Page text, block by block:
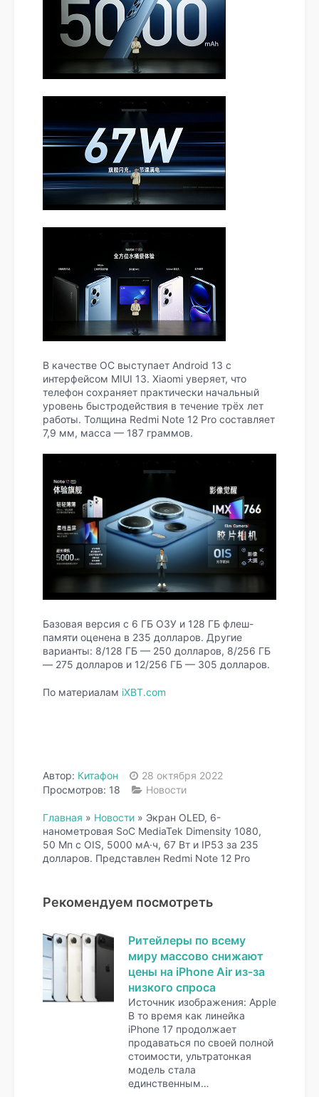
В качестве ОС выступает Android 13 с
интерфейсом MIUI 13. Xiaomi уверяет, что
телефон сохраняет практически начальный
уровень быстродействия в течение трёх лет
работы. Толщина Redmi Note 12 Pro составляет
7,9 мм, масса — 187 граммов.
Базовая версия с 6 ГБ ОЗУ и 128 ГБ флеш-
памяти оценена в 235 долларов. Другие
варианты: 8/128 ГБ — 250 долларов, 8/256 ГБ
— 275 долларов и 12/256 ГБ — 305 долларов.
По материалам iXBT.com
Автор: Китафон
28 октября 2022
Просмотров: 18
Новости
Главная » Новости » Экран OLED, 6-
нанометровая SoC MediaTek Dimensity 1080,
50 Мп с OIS, 5000 мА·ч, 67 Вт и IP53 за 235
долларов. Представлен Redmi Note 12 Pro
Рекомендуем посмотреть
Ритейлеры по всему
миру массово снижают
цены на iPhone Air из-за
низкого спроса
Источник изображения: Apple
В то время как линейка
iPhone 17 продолжает
продаваться по своей полной
стоимости, ультратонкая
модель стала
единственным…